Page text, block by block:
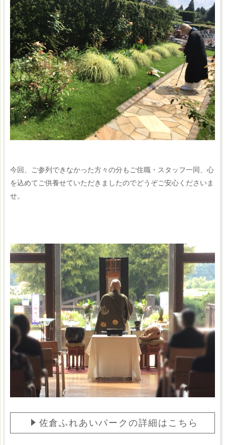
今回、ご参列できなかった方々の分もご住職・スタッフ一同、心
を込めてご供養せていただきましたのでどうぞご安心くださいま
せ。
佐倉ふれあいパークの詳細はこちら